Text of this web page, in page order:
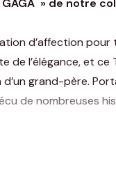
d’affection
l’élégance, et
grand-père.
de nombreuses
idéal pour la